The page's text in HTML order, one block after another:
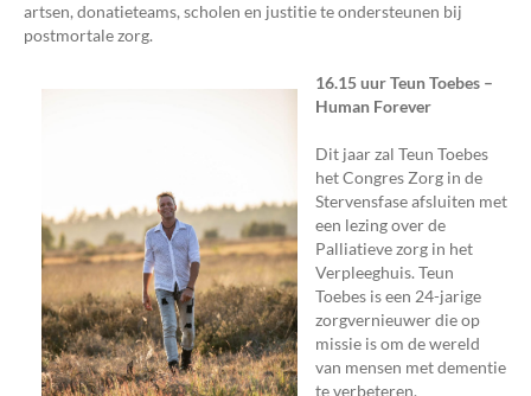
artsen, donatieteams, scholen en justitie te ondersteunen bij
postmortale zorg.
16.15 uur Teun Toebes –
Human Forever
Dit jaar zal Teun Toebes
het Congres Zorg in de
Stervensfase afsluiten met
een lezing over de
Palliatieve zorg in het
Verpleeghuis. Teun
Toebes is een 24-jarige
zorgvernieuwer die op
missie is om de wereld
van mensen met dementie
te verbeteren.